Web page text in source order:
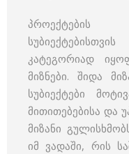
პროექტების
კატეგორიად
მიზნები. შიდა
სუბიექტები
მითითებებისა და
მიზანი
იმ ვადაში, რის